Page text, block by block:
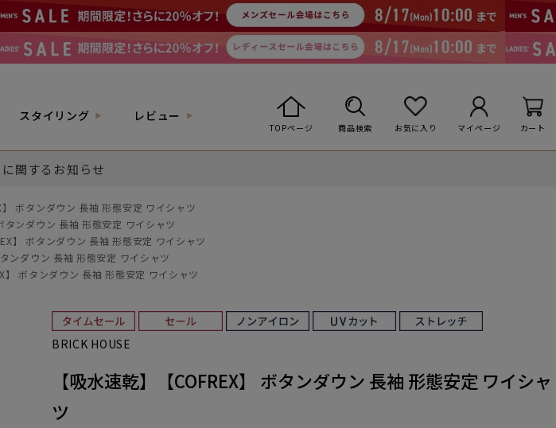
スタイリング レビュー
TOPページ 商品検索 お気に入り マイページ カート
関するお知らせ
】 ボタンダウン 長袖 形態安定 ワイシャツ
タンダウン 長袖 形態安定 ワイシャツ
】 ボタンダウン 長袖 形態安定 ワイシャツ
ンダウン 長袖 形態安定 ワイシャツ
】 ボタンダウン 長袖 形態安定 ワイシャツ
BRICK HOUSE
【吸水速乾】【COFREX】 ボタンダウン 長袖 形態安定 ワイシャ
ツ